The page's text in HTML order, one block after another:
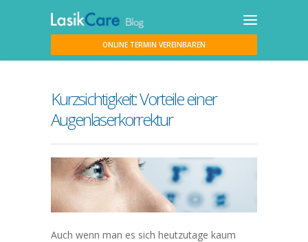
ONLINE TERMIN VEREINBAREN
Kurzsichtigkeit: Vorteile einer
Augenlaserkorrektur
Auch wenn man es sich heutzutage kaum